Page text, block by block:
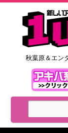
秋葉原＆エン